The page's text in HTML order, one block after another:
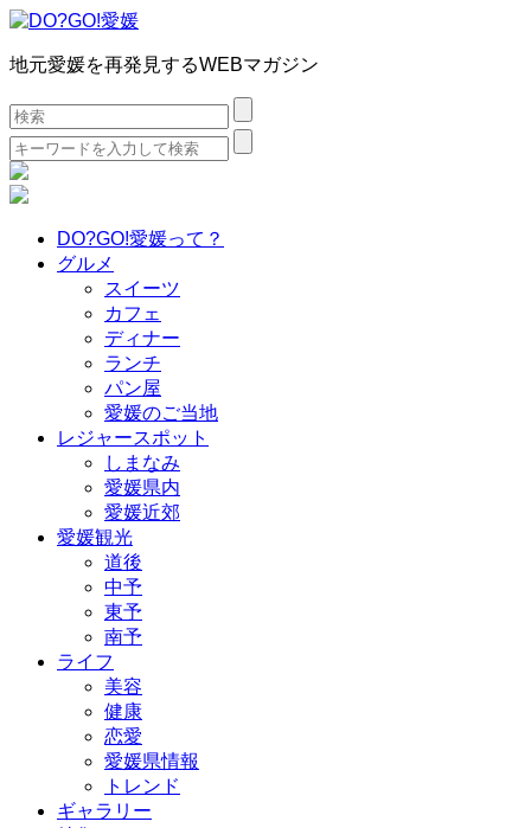
地元愛媛を再発見するWEBマガジン
検
索:
検
索:
DO?GO!愛媛って？
グルメ
スイーツ
カフェ
ディナー
ランチ
パン屋
愛媛のご当地
レジャースポット
しまなみ
愛媛県内
愛媛近郊
愛媛観光
道後
中予
東予
南予
ライフ
美容
健康
恋愛
愛媛県情報
トレンド
ギャラリー